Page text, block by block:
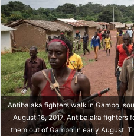
Antibalaka fighters walk in Gambo,
August 16, 2017. Antibalaka fighters
them out of Gambo in early August.